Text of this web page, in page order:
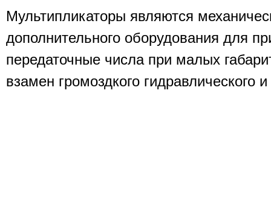
Мультипликаторы являются
дополнительного оборудования для
передаточные числа при малых
взамен громоздкого гидравлического